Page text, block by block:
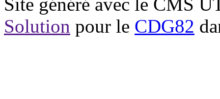
Solution pour le CDG82